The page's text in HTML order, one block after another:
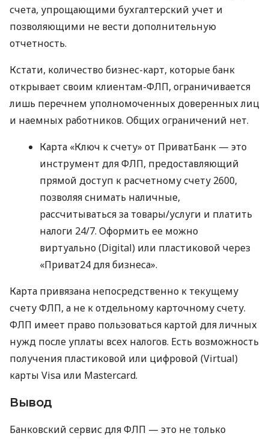
счета, упрощающими бухгалтерский учет и
позволяющими не вести дополнительную
отчетность.
Кстати, количество бизнес-карт, которые банк
открывает своим клиентам-ФЛП, ограничивается
лишь перечнем уполномоченных доверенных лиц
и наемных работников. Общих ограничений нет.
Карта «Ключ к счету» от ПриватБанк — это
инструмент для ФЛП, предоставляющий
прямой доступ к расчетному счету 2600,
позволяя снимать наличные,
рассчитываться за товары/услуги и платить
налоги 24/7. Оформить ее можно
виртуально (Digital) или пластиковой через
«Приват24 для бизнеса».
Карта привязана непосредственно к текущему
счету ФЛП, а не к отдельному карточному счету.
ФЛП имеет право пользоваться картой для личных
нужд после уплаты всех налогов. Есть возможность
получения пластиковой или цифровой (Virtual)
карты Visa или Mastercard.
Вывод
Банковский сервис для ФЛП — это не только